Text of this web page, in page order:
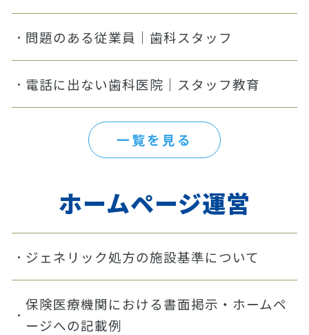
問題のある従業員｜歯科スタッフ
電話に出ない歯科医院｜スタッフ教育
一覧を見る
ホームページ運営
ジェネリック処方の施設基準について
保険医療機関における書面掲示・ホームペ
ージへの記載例